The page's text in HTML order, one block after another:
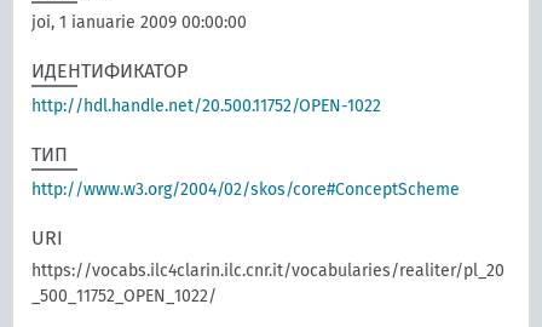
joi, 1 ianuarie 2009 00:00:00
ИДЕНТИФИКАТОР
http://hdl.handle.net/20.500.11752/OPEN-1022
ТИП
http://www.w3.org/2004/02/skos/core#ConceptScheme
URI
https://vocabs.ilc4clarin.ilc.cnr.it/vocabularies/realiter/pl_20
_500_11752_OPEN_1022/